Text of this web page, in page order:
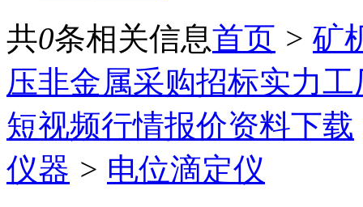
共0条相关信息首页 > 矿
压非金属采购招标实力工
短视频行情报价资料下载
仪器 > 电位滴定仪